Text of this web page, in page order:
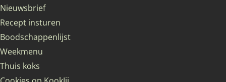
Nieuwsbrief
Recept insturen
Boodschappenlijst
Weekmenu
Thuis koks